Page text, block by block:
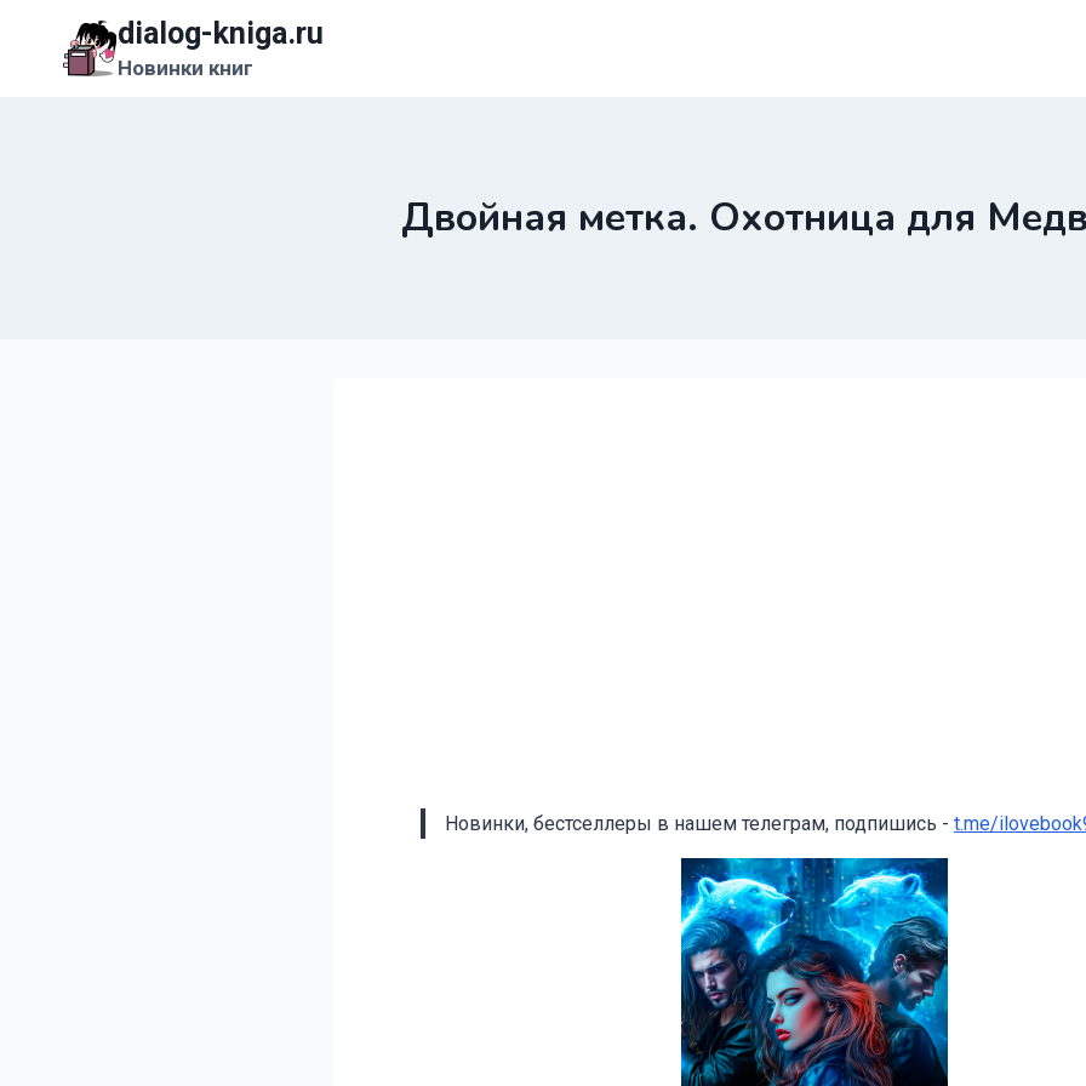
содержимому
dialog-kniga.ru
Новинки книг
Двойная метка. Охотница для
Новинки, бестселлеры в нашем телеграм, подпишись - t.me/